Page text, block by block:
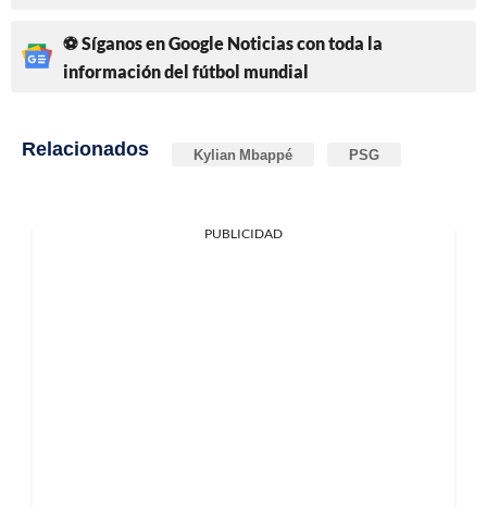
⚽ Síganos en Google Noticias con toda la
información del fútbol mundial
Relacionados Kylian Mbappé PSG
PUBLICIDAD